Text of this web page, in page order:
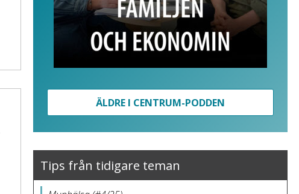
ÄLDRE I CENTRUM-PODDEN
Tips från tidigare teman